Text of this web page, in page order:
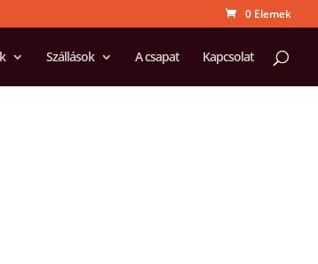
0 Elemek
Szállások A csapat Kapcsolat